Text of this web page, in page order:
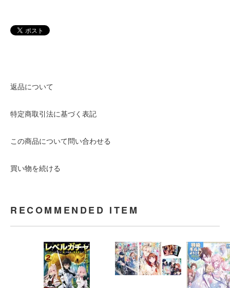
返品について
特定商取引法に基づく表記
この商品について問い合わせる
買い物を続ける
RECOMMENDED ITEM